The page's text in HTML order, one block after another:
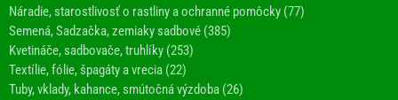
Náradie, starostlivosť o rastliny a ochranné pomôcky (77)
Semená, Sadzačka, zemiaky sadbové (385)
Kvetináče, sadbovače, truhlíky (253)
Textílie, fólie, špagáty a vrecia (22)
Tuby, vklady, kahance, smútočná výzdoba (26)